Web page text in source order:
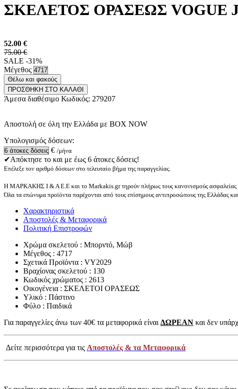
ΣΚΕΛΕΤΟΣ ΟΡΑΣΕΩΣ VOGUE
52.00 €
75.00 €
SALE -31%
Μέγεθος
Θέλω και φακούς
ΠΡΟΣΘΗΚΗ ΣΤΟ ΚΑΛΑΘΙ
Άμεσα διαθέσιμο Κωδικός: 279207
Αποστολή σε όλη την Ελλάδα με BOX NOW
Υπολογισμός δόσεων:
€ /μήνα
✔Απόκτησε το και με έως 6 άτοκες δόσεις!
Επέλεξε τον αριθμό δόσεων στο τελευταίο βήμα της παραγγελίας.
Η ΜΑΡΚΑΚΗΣ Ι & Α Ε.Ε και το Markakis.gr τηρούν πλήρως τους κανονισμούς ασφαλείας
Όλα τα επώνυμα προϊόντα παρέχονται από τους επίσημους αντιπροσώπους της Ελλάδας
Χαρακτηριστικά
Αποστολές & Μεταφορικά
Πολιτική Επιστροφών
Χρώμα σκελετού : Μπορντό, Μώβ
Μέγεθος : 4717
Σχετικά Προϊόντα : VY2029
Βραχίονας σκελετού : 130
Κωδικός χρώματος : 2613
Οικογένεια : ΣΚΕΛΕΤΟΙ ΟΡΑΣΕΩΣ
Υλικό : Πάστινο
Φύλο : Παιδικά
Για παραγγελίες άνω των 40€ τα μεταφορικά είναι ΔΩΡΕΑΝ και δεν
Δείτε περισσότερα για τις Αποστολές & τα Μεταφορικά